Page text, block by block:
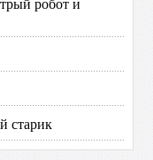
старик